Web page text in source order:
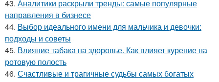
43. Аналитики раскрыли тренды: самые популярные
направления в бизнесе
44. Выбор идеального имени для мальчика и девочки:
подходы и советы
45. Влияние табака на здоровье. Как влияет курение на
ротовую полость
46. Счастливые и трагичные судьбы самых богатых